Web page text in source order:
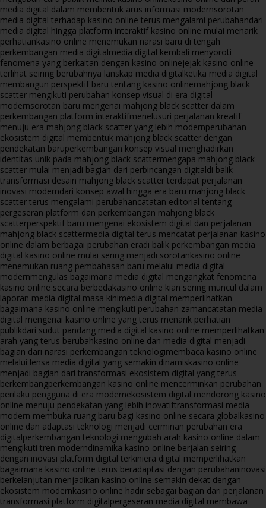
media digital dalam membentuk arus informasi modernsorotan
media digital terhadap kasino online terus mengalami perubahandari
media digital hingga platform interaktif kasino online mulai menarik
perhatiankasino online menemukan narasi baru di tengah
perkembangan media digitalmedia digital kembali menyoroti
fenomena yang berkaitan dengan kasino onlinejejak kasino online
terlihat seiring berubahnya lanskap media digitalketika media digital
membangun perspektif baru tentang kasino onlinemahjong black
scatter mengikuti perubahan konsep visual di era digital
modernsorotan baru mengenai mahjong black scatter dalam
perkembangan platform interaktifmenelusuri perjalanan kreatif
menuju era mahjong black scatter yang lebih modernperubahan
ekosistem digital membentuk mahjong black scatter dengan
pendekatan baruperkembangan konsep visual menghadirkan
identitas unik pada mahjong black scattermengapa mahjong black
scatter mulai menjadi bagian dari perbincangan digitaldi balik
transformasi desain mahjong black scatter terdapat perjalanan
inovasi moderndari konsep awal hingga era baru mahjong black
scatter terus mengalami perubahancatatan editorial tentang
pergeseran platform dan perkembangan mahjong black
scatterperspektif baru mengenai ekosistem digital dan perjalanan
mahjong black scattermedia digital terus mencatat perjalanan kasino
online dalam berbagai perubahan eradi balik perkembangan media
digital kasino online mulai sering menjadi sorotankasino online
menemukan ruang pembahasan baru melalui media digital
modernmengulas bagaimana media digital mengangkat fenomena
kasino online secara berbedakasino online kian sering muncul dalam
laporan media digital masa kinimedia digital memperlihatkan
bagaimana kasino online mengikuti perubahan zamancatatan media
digital mengenai kasino online yang terus menarik perhatian
publikdari sudut pandang media digital kasino online memperlihatkan
arah yang terus berubahkasino online dan media digital menjadi
bagian dari narasi perkembangan teknologimembaca kasino online
melalui lensa media digital yang semakin dinamiskasino online
menjadi bagian dari transformasi ekosistem digital yang terus
berkembangperkembangan kasino online mencerminkan perubahan
perilaku pengguna di era modernekosistem digital mendorong kasino
online menuju pendekatan yang lebih inovatiftransformasi media
modern membuka ruang baru bagi kasino online secara globalkasino
online dan adaptasi teknologi menjadi cerminan perubahan era
digitalperkembangan teknologi mengubah arah kasino online dalam
mengikuti tren moderndinamika kasino online berjalan seiring
dengan inovasi platform digital terkiniera digital memperlihatkan
bagaimana kasino online terus beradaptasi dengan perubahaninovasi
berkelanjutan menjadikan kasino online semakin dekat dengan
ekosistem modernkasino online hadir sebagai bagian dari perjalanan
transformasi platform digitalpergeseran media digital membawa